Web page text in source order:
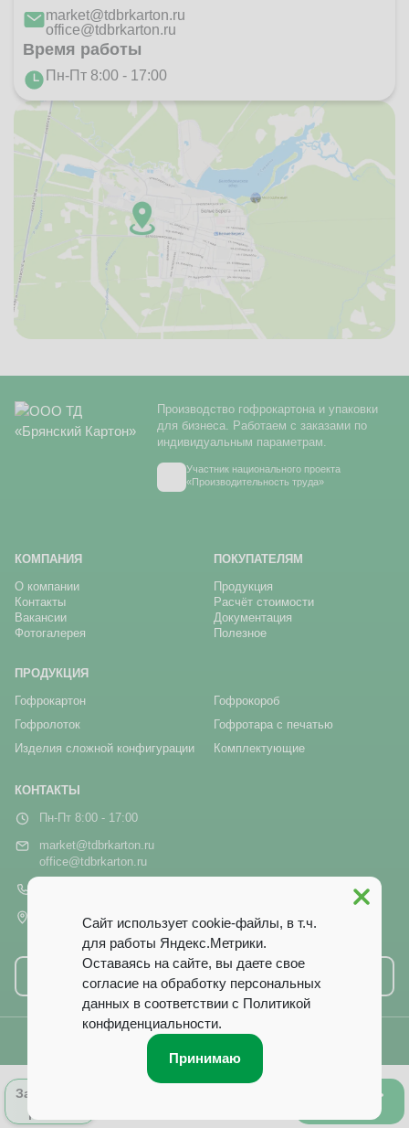
market@tdbrkarton.ru
office@tdbrkarton.ru
Время работы
Пн-Пт 8:00 - 17:00
Производство гофрокартона и упаковки
для бизнеса. Работаем с заказами по
индивидуальным параметрам.
Участник национального проекта
«Производительность труда»
КОМПАНИЯ
О компании
Контакты
Вакансии
Фотогалерея
ПОКУПАТЕЛЯМ
Продукция
Расчёт стоимости
Документация
Полезное
ПРОДУКЦИЯ
Гофрокартон
Гофрокороб
Гофролоток
Гофротара с печатью
Изделия сложной конфигурации
Комплектующие
КОНТАКТЫ
Пн-Пт 8:00 - 17:00
market@tdbrkarton.ru
office@tdbrkarton.ru
г. Брянск, рп Белые Берега,
ул. Белобережская, 1А
Написать нам
© 2014–2026 ООО ТД «Брянский Картон». Все права защищены.
Запросить
расчёт
Оформить
Сайт использует cookie-файлы, в т.ч.
для работы Яндекс.Метрики.
Оставаясь на сайте, вы даете свое
согласие на обработку персональных
данных в соответствии с Политикой
конфиденциальности.
Принимаю